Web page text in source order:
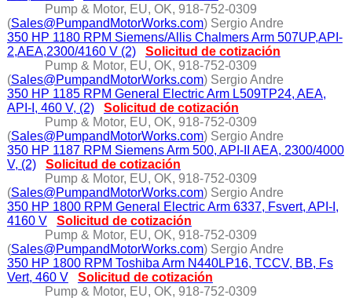
Pump & Motor, EU, OK, 918-752-0309
(Sales@PumpandMotorWorks.com) Sergio Andre
350 HP 1180 RPM Siemens/Allis Chalmers Arm 507UP,API-
2,AEA,2300/4160 V (2)
Solicitud de cotización
Pump & Motor, EU, OK, 918-752-0309
(Sales@PumpandMotorWorks.com) Sergio Andre
350 HP 1185 RPM General Electric Arm L509TP24, AEA,
API-I, 460 V, (2)
Solicitud de cotización
Pump & Motor, EU, OK, 918-752-0309
(Sales@PumpandMotorWorks.com) Sergio Andre
350 HP 1187 RPM Siemens Arm 500, API-II AEA, 2300/4000
V, (2)
Solicitud de cotización
Pump & Motor, EU, OK, 918-752-0309
(Sales@PumpandMotorWorks.com) Sergio Andre
350 HP 1800 RPM General Electric Arm 6337, Fsvert, API-I,
4160 V
Solicitud de cotización
Pump & Motor, EU, OK, 918-752-0309
(Sales@PumpandMotorWorks.com) Sergio Andre
350 HP 1800 RPM Toshiba Arm N440LP16, TCCV, BB, Fs
Vert, 460 V
Solicitud de cotización
Pump & Motor, EU, OK, 918-752-0309